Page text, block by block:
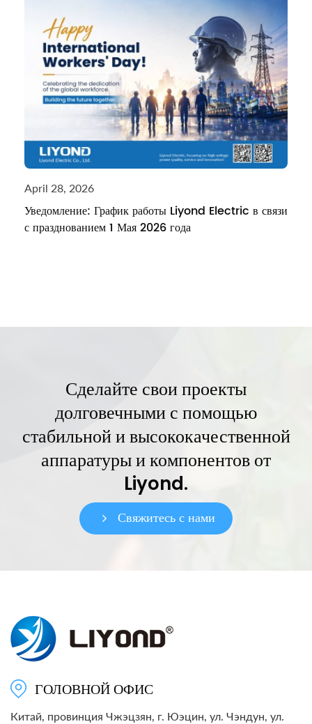
April 28, 2026
Уведомление: График работы Liyond Electric в связи
с празднованием 1 Мая 2026 года
Сделайте свои проекты
долговечными с помощью
стабильной и высококачественной
аппаратуры и компонентов от
Liyond.
Свяжитесь с нами
ГОЛОВНОЙ ОФИС
Китай, провинция Чжэцзян, г. Юэцин, ул. Чэндун, ул.